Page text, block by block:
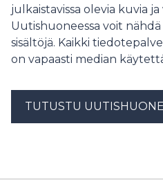
julkaistavissa olevia kuvia ja
Uutishuoneessa voit nähdä
sisältöjä. Kaikki
on vapaasti median
TUTUSTU